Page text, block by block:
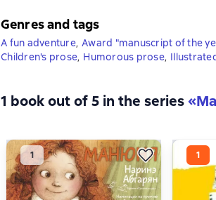
Genres and tags
A fun adventure, Award "manuscript of the
Children's prose, Humorous prose,
1 book out of 5 in the series